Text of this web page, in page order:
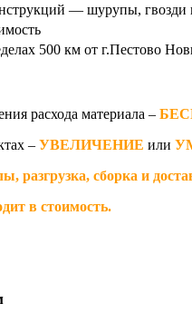
— шурупы, гвозди
500 км от г.Пестово
расхода материала –
– УВЕЛИЧЕНИЕ или
разгрузка, сборка и
в стоимость.